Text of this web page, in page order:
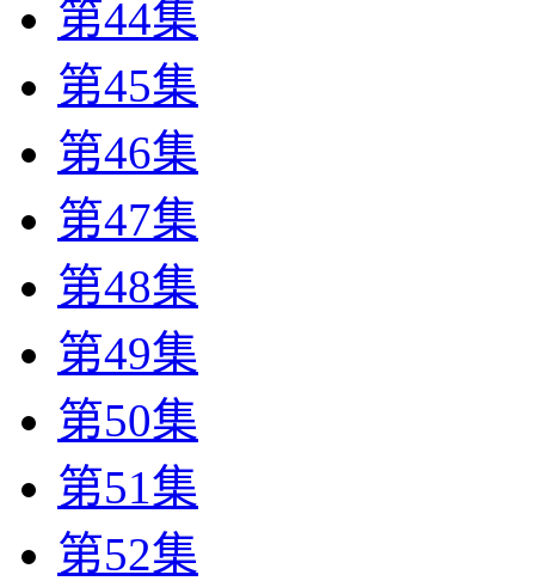
第44集
第45集
第46集
第47集
第48集
第49集
第50集
第51集
第52集